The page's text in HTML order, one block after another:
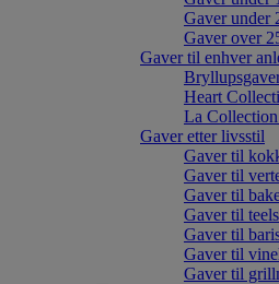
Gaver under
Gaver over
Gaver til enhver
Heart
La
Gaver etter livsstil
Gaver til
Gaver til
Gaver til
Gaver til
Gaver til
Gaver til
Gaver til